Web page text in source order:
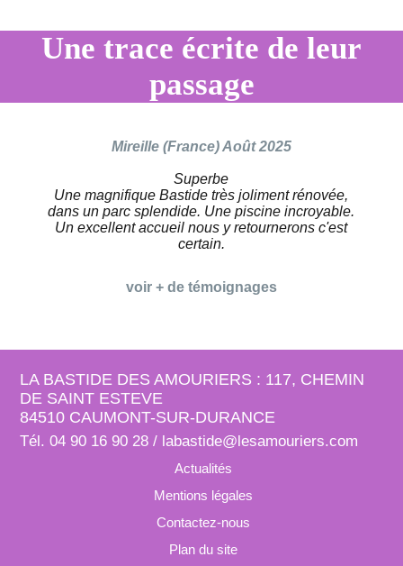
Une trace écrite de leur
passage
Mireille (France) Août 2025
Superbe
Une magnifique Bastide très joliment rénovée,
dans un parc splendide. Une piscine incroyable.
Un excellent accueil nous y retournerons c'est
certain.
voir + de témoignages
LA BASTIDE DES AMOURIERS : 117, CHEMIN
DE SAINT ESTEVE
84510 CAUMONT-SUR-DURANCE
Tél. 04 90 16 90 28 / labastide@lesamouriers.com
Actualités
Mentions légales
Contactez-nous
Plan du site